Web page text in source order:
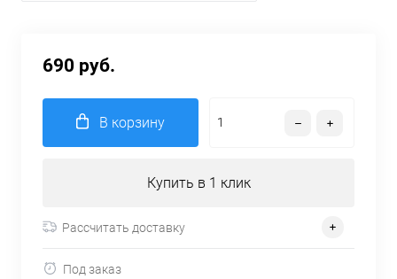
690 руб.
В корзину
Купить в 1 клик
Рассчитать доставку
Под заказ